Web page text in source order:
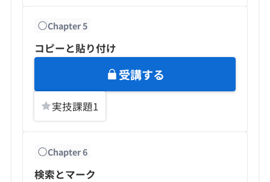
Chapter5
コピーと貼り付け
受講する
実技課題1
Chapter6
検索とマーク